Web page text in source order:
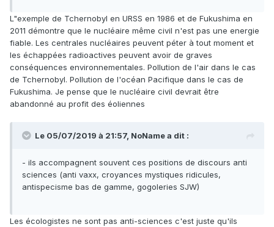
L"exemple de Tchernobyl en URSS en 1986 et de Fukushima en
2011 démontre que le nucléaire même civil n'est pas une energie
fiable. Les centrales nucléaires peuvent péter à tout moment et
les échappées radioactives peuvent avoir de graves
conséquences environnementales. Pollution de l'air dans le cas
de Tchernobyl. Pollution de l'océan Pacifique dans le cas de
Fukushima. Je pense que le nucléaire civil devrait être
abandonné au profit des éoliennes
Le 05/07/2019 à 21:57, NoNamea dit :
- ils accompagnent souvent ces positions de discours anti
sciences (anti vaxx, croyances mystiques ridicules,
antispecisme bas de gamme, gogoleries SJW)
Les écologistes ne sont pas anti-sciences c'est juste qu'ils